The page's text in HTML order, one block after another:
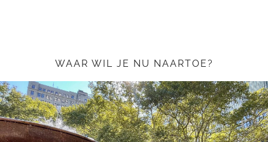
WAAR WIL JE NU NAARTOE?